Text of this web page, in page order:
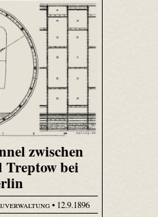
zwischen
Treptow bei
• 12.9.1896